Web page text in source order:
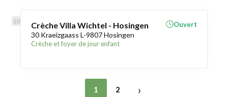
Crèche Villa Wichtel - Hosingen
30 Kraeizgaass L-9807 Hosingen
Crèche et foyer de jour enfant
Ouvert
1 2 ›